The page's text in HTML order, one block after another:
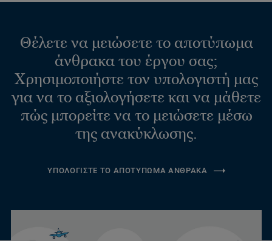
Θέλετε να μειώσετε το αποτύπωμα
άνθρακα του έργου σας;
Χρησιμοποιήστε τον υπολογιστή μας
για να το αξιολογήσετε και να μάθετε
πώς μπορείτε να το μειώσετε μέσω
της ανακύκλωσης.
ΥΠΟΛΟΓΙΣΤΕ ΤΟ ΑΠΟΤΥΠΩΜΑ ΑΝΘΡΑΚΑ